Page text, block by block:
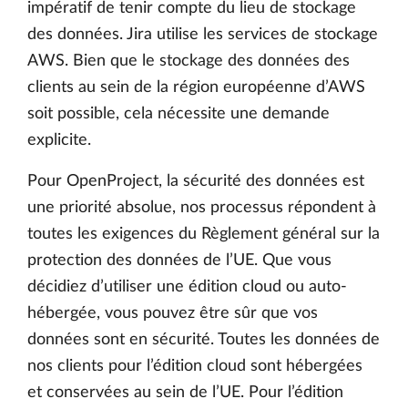
impératif de tenir compte du lieu de stockage
des données. Jira utilise les services de stockage
AWS. Bien que le stockage des données des
clients au sein de la région européenne d’AWS
soit possible, cela nécessite une demande
explicite.
Pour OpenProject, la sécurité des données est
une priorité absolue, nos processus répondent à
toutes les exigences du Règlement général sur la
protection des données de l’UE. Que vous
décidiez d’utiliser une édition cloud ou auto-
hébergée, vous pouvez être sûr que vos
données sont en sécurité. Toutes les données de
nos clients pour l’édition cloud sont hébergées
et conservées au sein de l’UE. Pour l’édition